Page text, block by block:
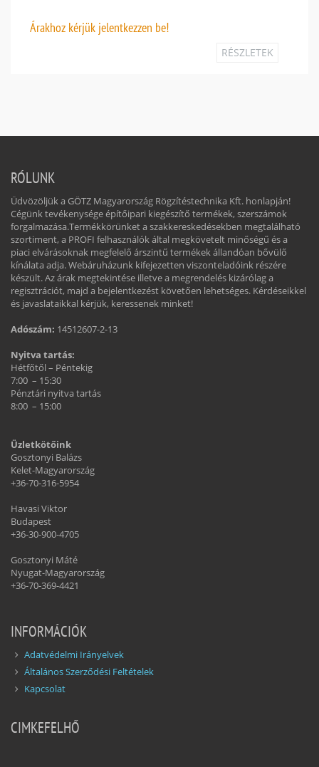
Árakhoz kérjük jelentkezzen be!
RÉSZLETEK
RÓLUNK
Üdvözöljük a GÖTZ Magyarország Rögzítéstechnika Kft. honlapján!
Cégünk tevékenysége építőipari kiegészítő termékek, szerszámok
forgalmazása.Termékkörünket a szakkereskedésekben megtalálható
szortiment, a PROFI felhasználók által megkövetelt minőségű és a
piaci elvárásoknak megfelelő árszintű termékek állandóan bővülő
kínálata adja. Webáruházunk kifejezetten viszonteladóink részére
készült. Az árak megtekintése illetve a megrendelés kizárólag a
regisztrációt, majd a bejelentkezést követően lehetséges. Kérdéseikkel
és javaslataikkal kérjük, keressenek minket!
Adószám: 14512607-2-13
Nyitva tartás:
Hétfőtől – Péntekig
7:00 – 15:30
Pénztári nyitva tartás
8:00 – 15:00
Üzletkötőink
Gosztonyi Balázs
Kelet-Magyarország
+36-70-316-5954
Havasi Viktor
Budapest
+36-30-900-4705
Gosztonyi Máté
Nyugat-Magyarország
+36-70-369-4421
INFORMÁCIÓK
Adatvédelmi Irányelvek
Általános Szerződési Feltételek
Kapcsolat
CIMKEFELHŐ